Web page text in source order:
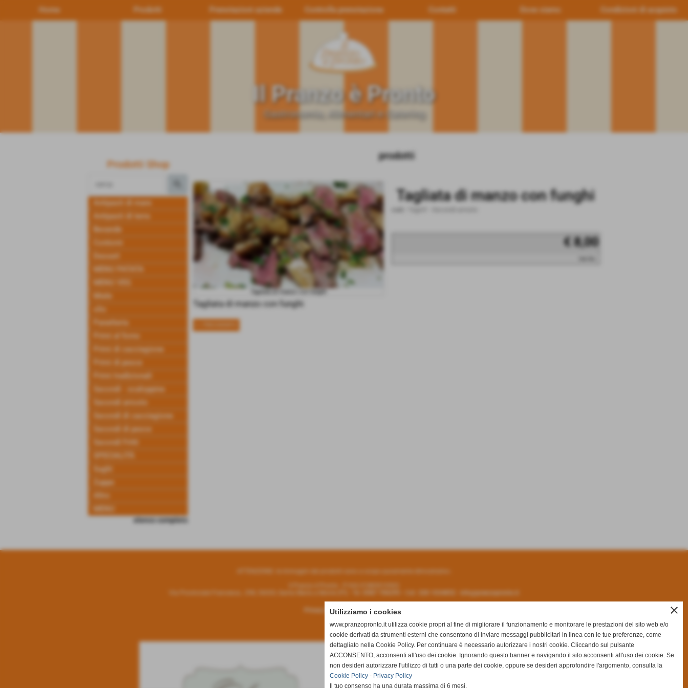
Home Prodotti Prenotazioni aziende Controlla prenotazione Contatti Dove siamo Condizioni di acquisto
Il Pranzo è Pronto
Gastronomia, Alimentari e Catering
Prodotti Shop
Antipasti di mare
Antipasti di terra
Bevande
Contorni
Dessert
MENU PATATA
MENU VEG
Miele
Panetteria
Primi al forno
Primi di cacciagione
Primi di pesce
Primi tradizionali
Secondi - scaloppine
Secondi arrosto
Secondi di cacciagione
Secondi di pesce
Secondi Fritti
Sughi
Zuppe
Altro
MENU
elenco completo
prodotti
Tagliata di manzo con funghi
Tagliata di manzo con funghi
€ 8,00
Tagliata di manzo con funghi
Privacy Policy-Cookie Policy
Partner
close
Utilizziamo i cookies
www.pranzopronto.it utilizza cookie propri al fine di migliorare il funzionamento e monitorare le prestazioni del sito web e/o
cookie derivati da strumenti esterni che consentono di inviare messaggi pubblicitari in linea con le tue preferenze, come
dettagliato nella Cookie Policy. Per continuare è necessario autorizzare i nostri cookie. Cliccando sul pulsante
ACCONSENTO, acconsenti all'uso dei cookie. Ignorando questo banner e navigando il sito acconsenti all'uso dei cookie. Se
non desideri autorizzare l'utilizzo di tutti o una parte dei cookie, oppure se desideri approfondire l'argomento, consulta la
Cookie Policy - Privacy Policy
Il tuo consenso ha una durata massima di 6 mesi.